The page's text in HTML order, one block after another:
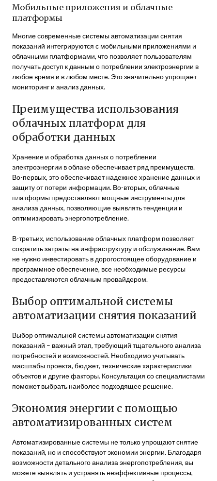
Мобильные приложения и облачные
платформы
Многие современные системы автоматизации снятия
показаний интегрируются с мобильными приложениями и
облачными платформами, что позволяет пользователям
получать доступ к данным о потреблении электроэнергии в
любое время и в любом месте. Это значительно упрощает
мониторинг и анализ данных.
Преимущества использования
облачных платформ для
обработки данных
Хранение и обработка данных о потреблении
электроэнергии в облаке обеспечивает ряд преимуществ.
Во-первых, это обеспечивает надежное хранение данных и
защиту от потери информации. Во-вторых, облачные
платформы предоставляют мощные инструменты для
анализа данных, позволяющие выявлять тенденции и
оптимизировать энергопотребление.
В-третьих, использование облачных платформ позволяет
сократить затраты на инфраструктуру и обслуживание. Вам
не нужно инвестировать в дорогостоящее оборудование и
программное обеспечение, все необходимые ресурсы
предоставляются облачным провайдером.
Выбор оптимальной системы
автоматизации снятия показаний
Выбор оптимальной системы автоматизации снятия
показаний – важный этап, требующий тщательного анализа
потребностей и возможностей. Необходимо учитывать
масштабы проекта, бюджет, технические характеристики
объектов и другие факторы. Консультация со специалистами
поможет выбрать наиболее подходящее решение.
Экономия энергии с помощью
автоматизированных систем
Автоматизированные системы не только упрощают снятие
показаний, но и способствуют экономии энергии. Благодаря
возможности детального анализа энергопотребления, вы
можете выявлять и устранять неэффективные процессы,